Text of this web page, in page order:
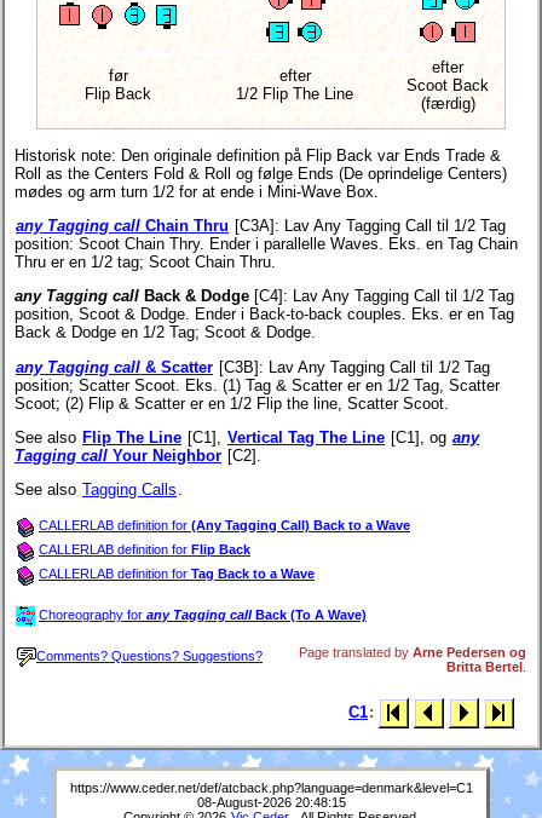
før
Flip Back
efter
1/2 Flip The Line
efter
Scoot Back
(færdig)
Historisk note: Den originale definition på Flip Back var Ends Trade &
Roll as the Centers Fold & Roll og følge Ends (De oprindelige Centers)
mødes og arm turn 1/2 for at ende i Mini-Wave Box.
any Tagging call Chain Thru [C3A] : Lav Any Tagging Call til 1/2 Tag
position: Scoot Chain Thry. Ender i parallelle Waves. Eks. en Tag Chain
Thru er en 1/2 tag; Scoot Chain Thru.
any Tagging call Back & Dodge [C4] : Lav Any Tagging Call til 1/2 Tag
position, Scoot & Dodge. Ender i Back-to-back couples. Eks. er en Tag
Back & Dodge en 1/2 Tag; Scoot & Dodge.
any Tagging call & Scatter [C3B]: Lav Any Tagging Call til 1/2 Tag
position; Scatter Scoot. Eks. (1) Tag & Scatter er en 1/2 Tag, Scatter
Scoot; (2) Flip & Scatter er en 1/2 Flip the line, Scatter Scoot.
See also Flip The Line [C1], Vertical Tag The Line [C1], og any
Tagging call Your Neighbor [C2].
See also Tagging Calls .
CALLERLAB definition for (Any Tagging Call) Back to a Wave
CALLERLAB definition for Flip Back
CALLERLAB definition for Tag Back to a Wave
Choreography for any Tagging callBack (To A Wave)
Comments? Questions? Suggestions? Page translated by Arne Pedersen og
Britta Bertel
C1:
https://www.ceder.net/def/atcback.php?language=denmark&level=C1
08-August-2026 20:48:15